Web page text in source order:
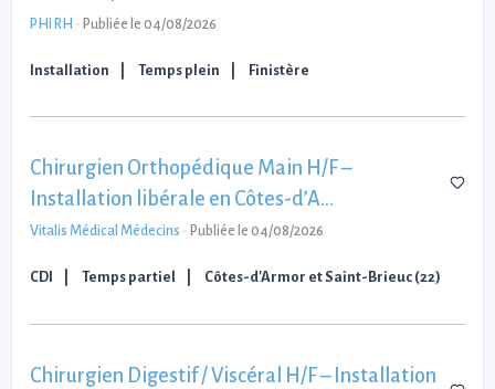
PHI RH - Publiée le 04/08/2026
Installation Temps plein Finistère
Chirurgien Orthopédique Main H/F –
Installation libérale en Côtes-d’A…
Vitalis Médical Médecins - Publiée le 04/08/2026
CDI Temps partiel Côtes-d'Armor et Saint-Brieuc (22)
Chirurgien Digestif / Viscéral H/F – Installation